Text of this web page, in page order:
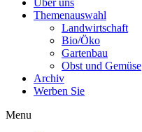
Über uns
Themenauswahl
Landwirtschaft
Bio/Öko
Gartenbau
Obst und Gemüse
Archiv
Werben Sie
Menu